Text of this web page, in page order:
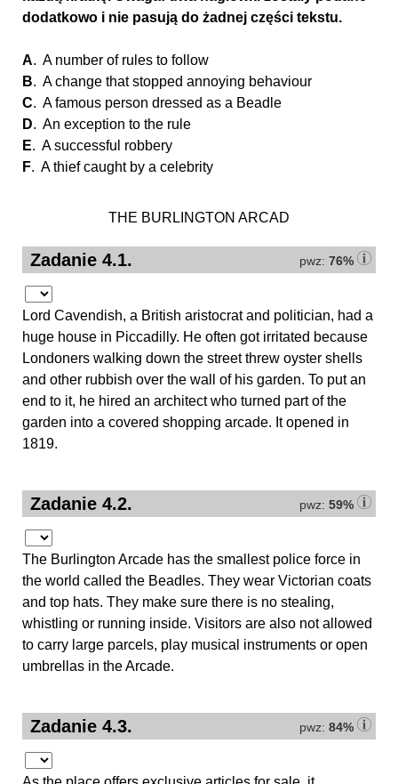
dodatkowo i nie pasują do żadnej części tekstu.
A. A number of rules to follow
B. A change that stopped annoying behaviour
C. A famous person dressed as a Beadle
D. An exception to the rule
E. A successful robbery
F. A thief caught by a celebrity
THE BURLINGTON ARCAD
pwz: 76%
Zadanie 4.1.
Lord Cavendish, a British aristocrat and politician, had a
huge house in Piccadilly. He often got irritated because
Londoners walking down the street threw oyster shells
and other rubbish over the wall of his garden. To put an
end to it, he hired an architect who turned part of the
garden into a covered shopping arcade. It opened in
1819.
pwz: 59%
Zadanie 4.2.
The Burlington Arcade has the smallest police force in
the world called the Beadles. They wear Victorian coats
and top hats. They make sure there is no stealing,
whistling or running inside. Visitors are also not allowed
to carry large parcels, play musical instruments or open
umbrellas in the Arcade.
pwz: 84%
Zadanie 4.3.